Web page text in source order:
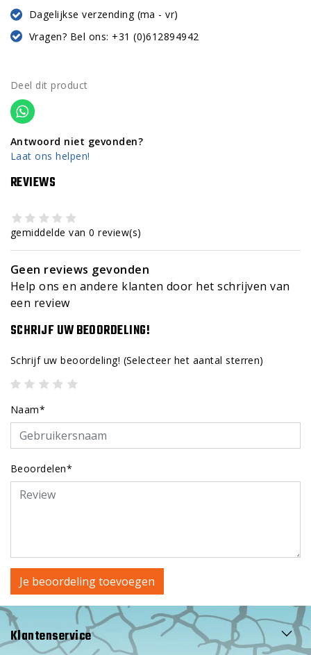
Dagelijkse verzending (ma - vr)
Vragen? Bel ons: +31 (0)612894942
Deel dit product
Antwoord niet gevonden?
Laat ons helpen!
REVIEWS
gemiddelde van 0 review(s)
Geen reviews gevonden
Help ons en andere klanten door het schrijven van
een review
SCHRIJF UW BEOORDELING!
Schrijf uw beoordeling! (Selecteer het aantal sterren)
Naam*
Beoordelen*
Je beoordeling toevoegen
Klantenservice